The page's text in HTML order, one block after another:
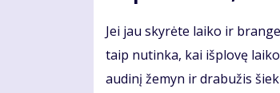
Jei jau skyrėte laiko ir
taip nutinka, kai išplovę
audinį žemyn ir drabužis